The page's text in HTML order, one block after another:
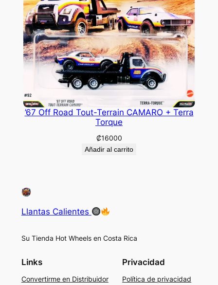
’67 Off Road Tout-Terrain CAMARO + Terra
Torque
₡16000
Añadir al carrito
Llantas Calientes
Su Tienda Hot Wheels en Costa Rica
Links
Convertirme en Distribuidor
Privacidad
Política de privacidad